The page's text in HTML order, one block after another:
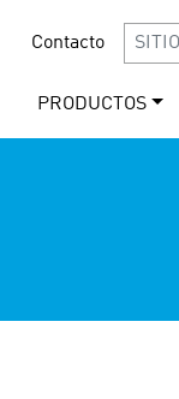
Contacto
PRODUCTOS